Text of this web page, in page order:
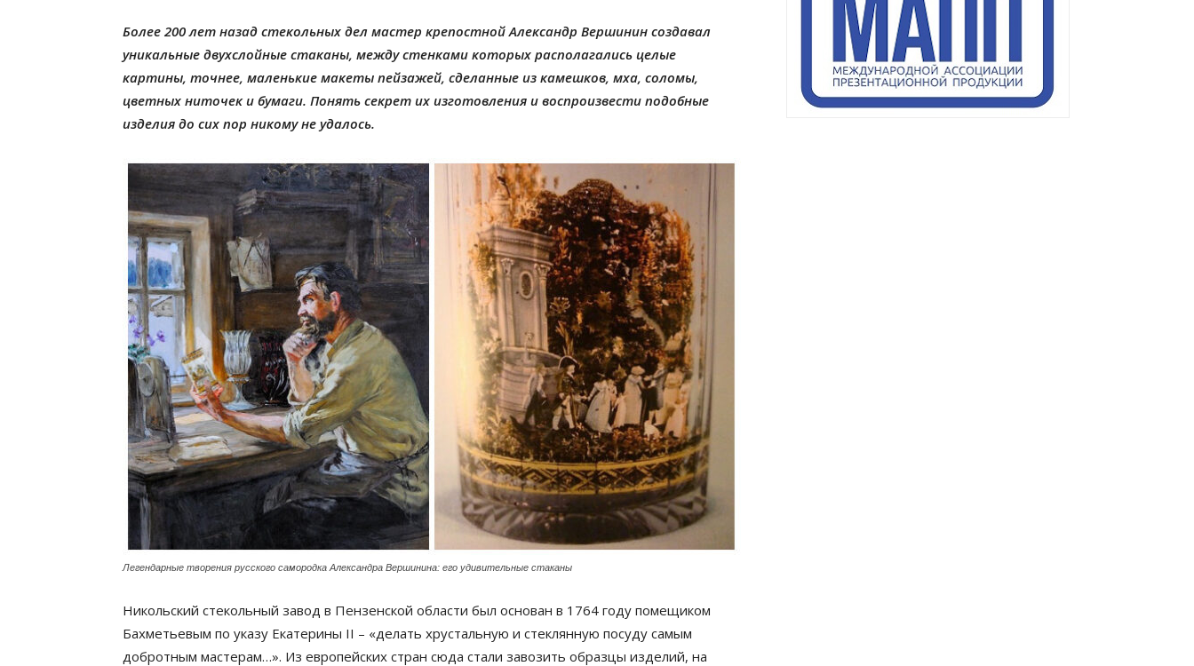
Более 200 лет назад стекольных дел мастер крепостной Александр Вершинин создавал
уникальные двухслойные стаканы, между стенками которых располагались целые
картины, точнее, маленькие макеты пейзажей, сделанные из камешков, мха, соломы,
цветных ниточек и бумаги. Понять секрет их изготовления и воспроизвести подобные
изделия до сих пор никому не удалось.
Легендарные творения русского самородка Александра Вершинина: его удивительные стаканы
Никольский стекольный завод в Пензенской области был основан в 1764 году помещиком
Бахметьевым по указу Екатерины II – «делать хрустальную и стеклянную посуду самым
добротным мастерам…». Из европейских стран сюда стали завозить образцы изделий, на